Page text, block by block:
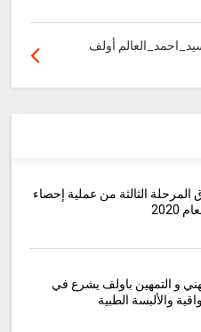
أولف
المرحلة الثالثة من عملية إحصاء
و التمهين باولف يشرع في
والألبسة الطبية